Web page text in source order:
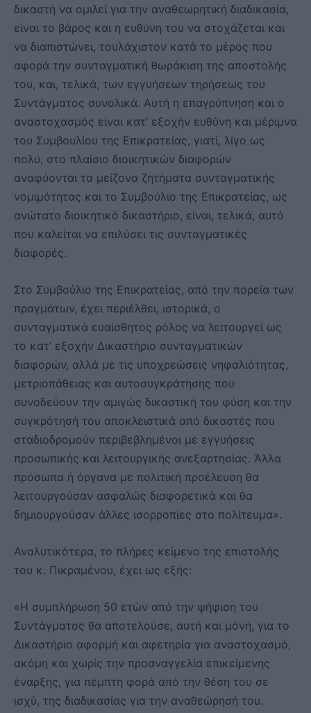
δικαστή να ομιλεί για την αναθεωρητική διαδικασία,
είναι το βάρος και η ευθύνη του να στοχάζεται και
να διαπιστώνει, τουλάχιστον κατά το μέρος που
αφορά την συνταγματική θωράκιση της αποστολής
του, και, τελικά, των εγγυήσεων τηρήσεως του
Συντάγματος συνολικά. Αυτή η επαγρύπνηση και ο
αναστοχασμός είναι κατ’ εξοχήν ευθύνη και μέριμνα
του Συμβουλίου της Επικρατείας, γιατί, λίγο ως
πολύ, στο πλαίσιο διοικητικών διαφορών
αναφύονται τα μείζονα ζητήματα συνταγματικής
νομιμότητας και το Συμβούλιο της Επικρατείας, ως
ανώτατο διοικητικό δικαστήριο, είναι, τελικά, αυτό
που καλείται να επιλύσει τις συνταγματικές
διαφορές.
Στο Συμβούλιο της Επικρατείας, από την πορεία των
πραγμάτων, έχει περιέλθει, ιστορικά, ο
συνταγματικά ευαίσθητος ρόλος να λειτουργεί ως
το κατ’ εξοχήν Δικαστήριο συνταγματικών
διαφορών, αλλά με τις υποχρεώσεις νηφαλιότητας,
μετριοπάθειας και αυτοσυγκράτησης που
συνοδεύουν την αμιγώς δικαστική του φύση και την
συγκρότησή του αποκλειστικά από δικαστές που
σταδιοδρομούν περιβεβλημένοι με εγγυήσεις
προσωπικής και λειτουργικής ανεξαρτησίας. Άλλα
πρόσωπα ή όργανα με πολιτική προέλευση θα
λειτουργούσαν ασφαλώς διαφορετικά και θα
δημιουργούσαν άλλες ισορροπίες στο πολίτευμα».
Αναλυτικότερα, το πλήρες κείμενο της επιστολής
του κ. Πικραμένου, έχει ως εξής:
«Η συμπλήρωση 50 ετών από την ψήφιση του
Συντάγματος θα αποτελούσε, αυτή και μόνη, για το
Δικαστήριο αφορμή και αφετηρία για αναστοχασμό,
ακόμη και χωρίς την προαναγγελία επικείμενης
έναρξης, για πέμπτη φορά από την θέση του σε
ισχύ, της διαδικασίας για την αναθεώρησή του.